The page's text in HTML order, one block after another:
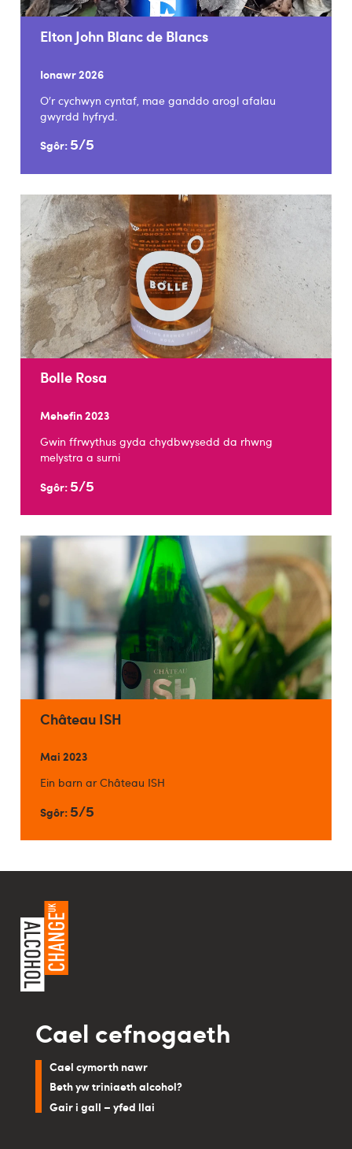
Elton John Blanc de Blancs
Ionawr 2026
O’r cychwyn cyntaf, mae ganddo arogl afalau
gwyrdd hyfryd.
Sgôr: 5/5
Bolle Rosa
Mehefin 2023
Gwin ffrwythus gyda chydbwysedd da rhwng
melystra a surni
Sgôr: 5/5
Château ISH
Mai 2023
Ein barn ar Château ISH
Sgôr: 5/5
Cael cefnogaeth
Cael cymorth nawr
Beth yw triniaeth alcohol?
Gair i gall – yfed llai